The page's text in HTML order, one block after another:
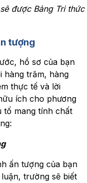
được Bảng Tri thức
tượng
hồ sơ của bạn
hàng trăm, hàng
thực tế và lời
ích cho phương
tố mang tính chất
ấn tượng của bạn
trường sẽ biết